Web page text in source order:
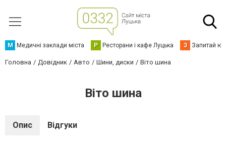
М Медичні заклади міста Р Ресторани і кафе Луцька З Запитай
Головна Довідник Авто Шини, диски Віто шина
Віто шина
Опис Відгуки